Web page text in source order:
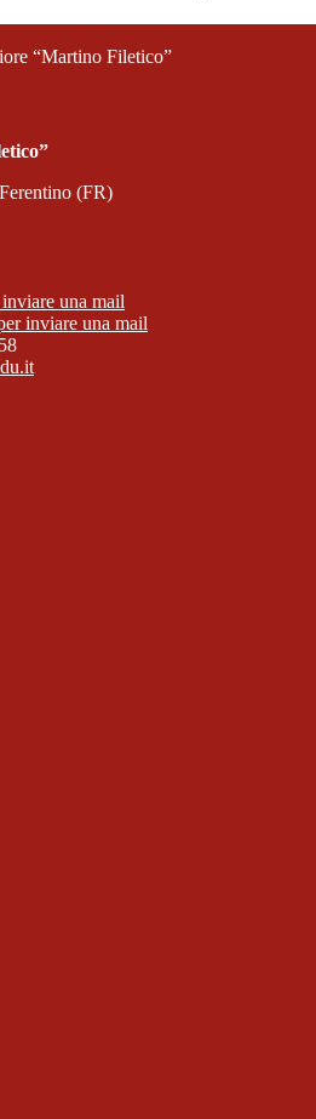
“Martino Filetico”
(FR)
una mail
inviare una mail